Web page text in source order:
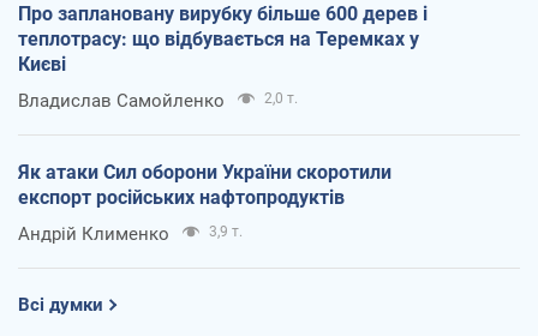
Про заплановану вирубку більше 600 дерев і
теплотрасу: що відбувається на Теремках у
Києві
Владислав Самойленко 2,0 т.
Як атаки Сил оборони України скоротили
експорт російських нафтопродуктів
Андрій Клименко 3,9 т.
Всі думки